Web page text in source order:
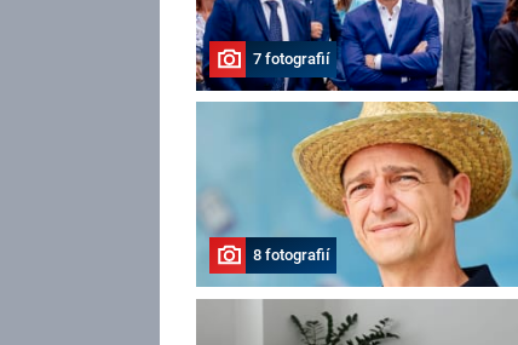
7 fotografií
8 fotografií